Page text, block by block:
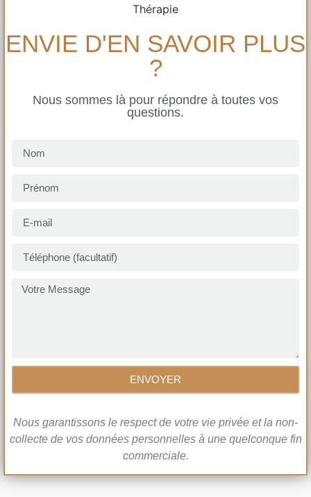
ENVIE D'EN SAVOIR PLUS
?
Nous sommes là pour répondre à toutes vos
questions.
ENVOYER
Nous garantissons le respect de votre vie privée et la non-
collecte de vos données personnelles à une quelconque fin
commerciale.